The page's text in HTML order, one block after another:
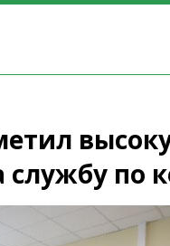
службу по